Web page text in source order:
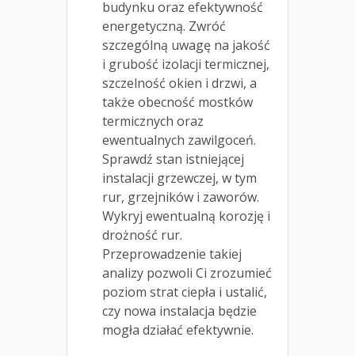
budynku oraz efektywność
energetyczną. Zwróć
szczególną uwagę na jakość
i grubość izolacji termicznej,
szczelność okien i drzwi, a
także obecność mostków
termicznych oraz
ewentualnych zawilgoceń.
Sprawdź stan istniejącej
instalacji grzewczej, w tym
rur, grzejników i zaworów.
Wykryj ewentualną korozję i
drożność rur.
Przeprowadzenie takiej
analizy pozwoli Ci zrozumieć
poziom strat ciepła i ustalić,
czy nowa instalacja będzie
mogła działać efektywnie.